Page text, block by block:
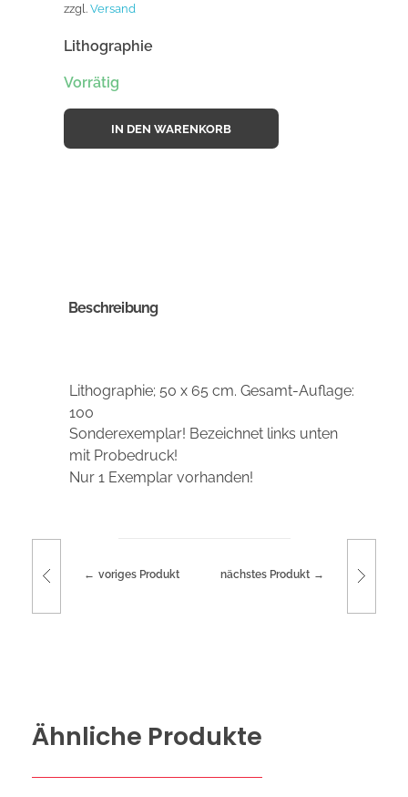
zzgl. Versand
Lithographie
Vorrätig
IN DEN WARENKORB
Beschreibung
Lithographie; 50 x 65 cm. Gesamt-Auflage:
100
Sonderexemplar! Bezeichnet links unten
mit Probedruck!
Nur 1 Exemplar vorhanden!
voriges Produkt nächstes Produkt
Ähnliche Produkte